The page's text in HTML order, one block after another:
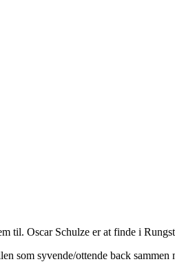
til. Oscar Schulze er at finde i
som syvende/ottende back sammen